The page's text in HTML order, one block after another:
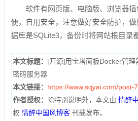
软件有网页版、电脑版、浏览器
便，自用安全，注意做好安全防护，
据库是SQLite3，备份时将网站根目录
本文标题： [开源]用宝塔面板Docker管
密码服务器
本文链接： https://www.sqyai.com/post-
作者授权：
除特别说明外，本文由 情醉
权 情醉中国风博客刊载发布。